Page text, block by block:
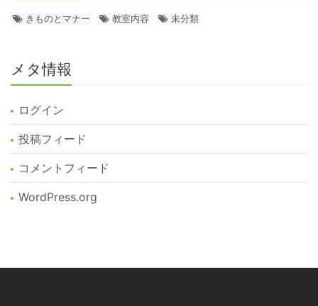
きものとマナー 教室内容 未分類
メタ情報
ログイン
投稿フィード
コメントフィード
WordPress.org